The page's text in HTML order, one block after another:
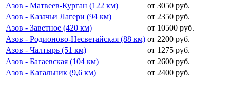
Азов - Матвеев-Курган (122 км)
от 3050 руб.
Азов - Казачьи Лагери (94 км)
от 2350 руб.
Азов - Заветное (420 км)
от 10500 руб.
Азов - Родионово-Несветайская (88 км) от 2200 руб.
Азов - Чалтырь (51 км)
от 1275 руб.
Азов - Багаевская (104 км)
от 2600 руб.
Азов - Кагальник (9,6 км)
от 2400 руб.